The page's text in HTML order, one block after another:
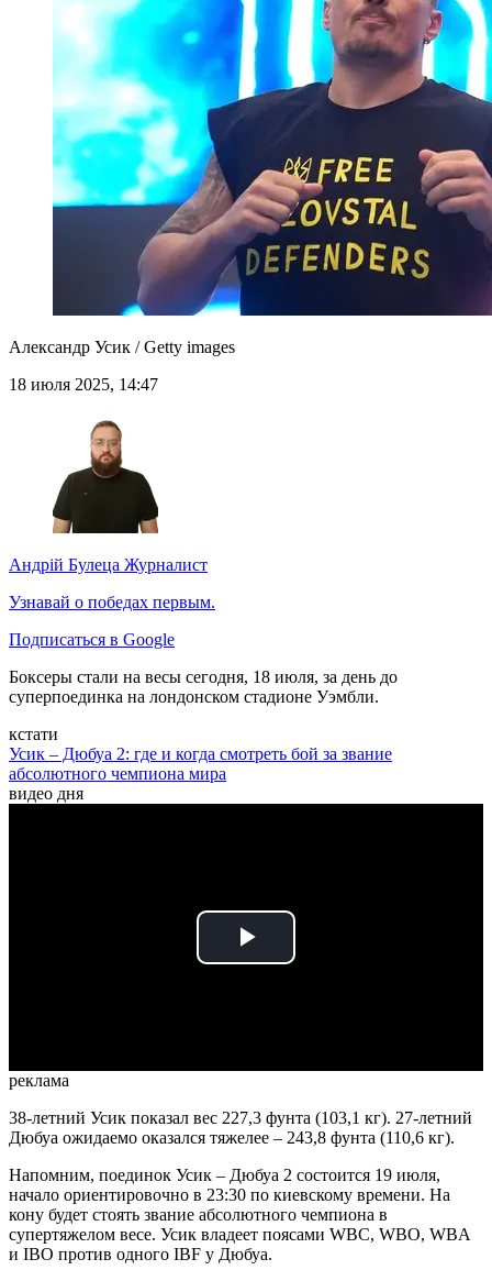
Александр Усик / Getty images
18 июля 2025, 14:47
Андрій Булеца Журналист
Узнавай о победах первым.
Подписаться в Google
Боксеры стали на весы сегодня, 18 июля, за день до
суперпоединка на лондонском стадионе Уэмбли.
кстати
Усик – Дюбуа 2: где и когда смотреть бой за звание
абсолютного чемпиона мира
видео дня
Play
реклама
38-летний Усик показал вес 227,3 фунта (103,1 кг). 27-летний
Дюбуа ожидаемо оказался тяжелее – 243,8 фунта (110,6 кг).
Напомним, поединок Усик – Дюбуа 2 состоится 19 июля,
начало ориентировочно в 23:30 по киевскому времени. На
кону будет стоять звание абсолютного чемпиона в
супертяжелом весе. Усик владеет поясами WBC, WBO, WBA
и IBO против одного IBF у Дюбуа.